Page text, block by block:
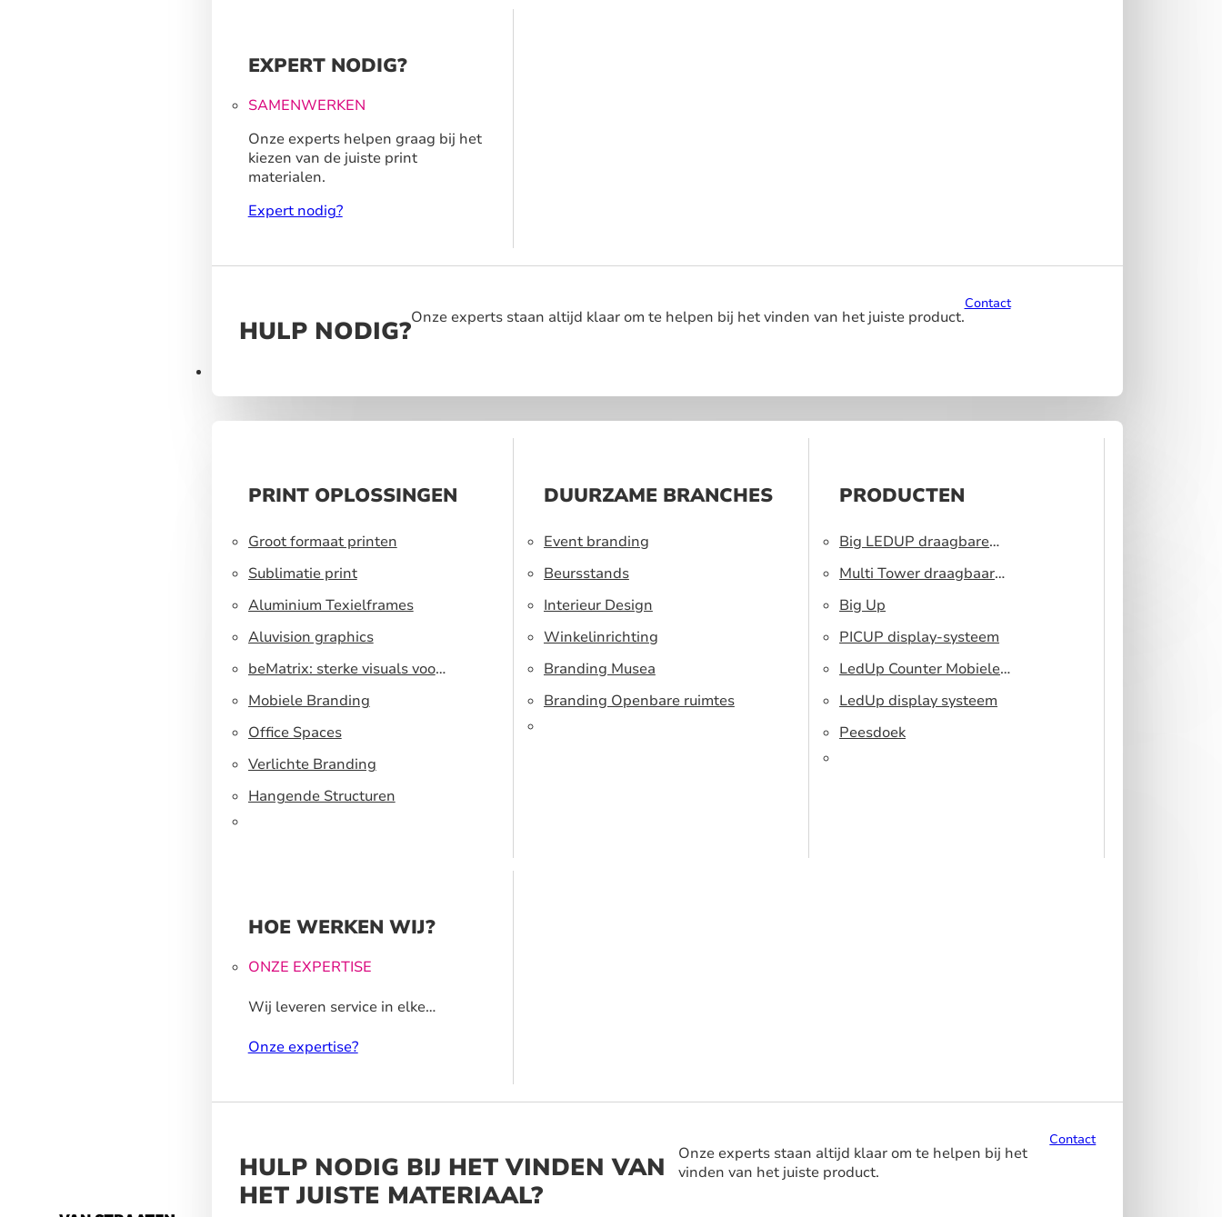
EXPERT NODIG?
SAMENWERKEN
Onze experts helpen graag bij het
kiezen van de juiste print
materialen.
Expert nodig?
HULP NODIG?Onze experts staan altijd klaar om te helpen bij het vinden van het juiste product.
Contact
PRINT OPLOSSINGEN
Groot formaat printen
Sublimatie print
Aluminium Texielframes
Aluvision graphics
beMatrix: sterke visuals voor
een flexibel
standbouwsysteem
Mobiele Branding
Office Spaces
Verlichte Branding
Hangende Structuren
DUURZAME BRANCHES
Event branding
Beursstands
Interieur Design
Winkelinrichting
Branding Musea
Branding Openbare ruimtes
PRODUCTEN
Big LEDUP draagbare
lichtbak
Multi Tower draagbaar
display systeem
Big Up
PICUP display-systeem
LedUp Counter Mobiele
Toonbank
LedUp display systeem
Peesdoek
HOE WERKEN WIJ?
ONZE EXPERTISE
Wij leveren service in elke
stap van ons
Onze expertise?
HULP NODIG BIJ HET VINDEN VAN
HET JUISTE MATERIAAL?
Onze experts staan altijd klaar om te helpen bij het
vinden van het juiste product.
Contact